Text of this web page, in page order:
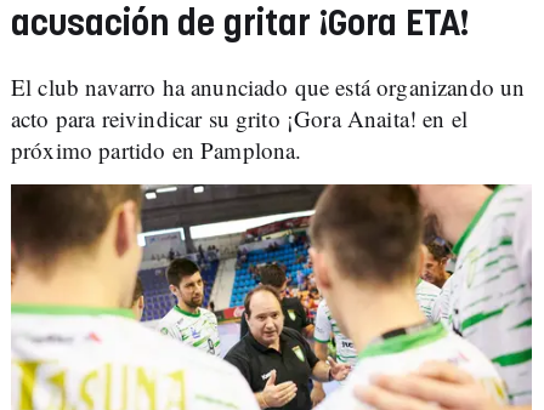
acusación de gritar ¡Gora ETA!
El club navarro ha anunciado que está organizando un
acto para reivindicar su grito ¡Gora Anaita! en el
próximo partido en Pamplona.